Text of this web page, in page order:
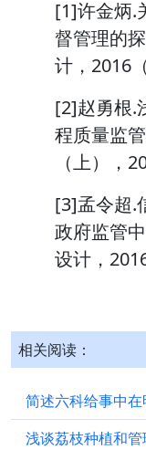
[1]许金炳.
督管理的
计，2016
[2]赵勇根.
程质量监
（上），
[3]孟令超.
政府监管
设计，
相关阅读：
简述六科给事中
浅谈荔枝种植和